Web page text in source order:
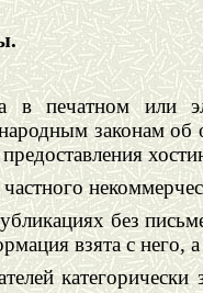
в печатном или
законам
без
взята с него,